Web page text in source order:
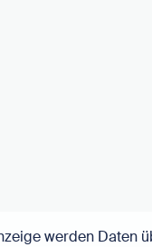
werden Daten